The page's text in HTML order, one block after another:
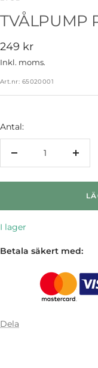
TVÅLPUMP
Rea-
pris
249 kr
Inkl. moms.
Art.nr: 65020001
Antal:
Öka
I lager
Betala säkert med:
Dela